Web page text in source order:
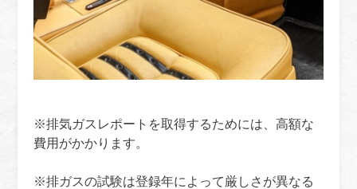
※排気ガスレポートを取得するためには、高額な
費用がかかります。
※排ガスの試験は登録年によって厳しさが異なる